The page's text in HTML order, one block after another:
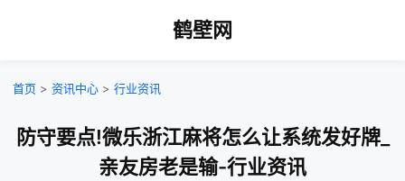
鹤壁网
首页 > 资讯中心 > 行业资讯
防守要点!微乐浙江麻将怎么让系统发好牌_
亲友房老是输-行业资讯